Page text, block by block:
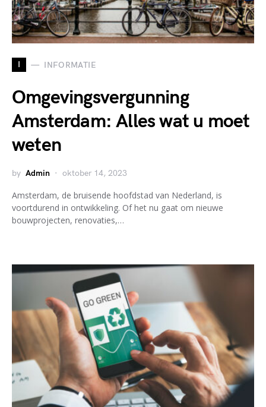
I INFORMATIE
Omgevingsvergunning
Amsterdam: Alles wat u moet
weten
by Admin oktober 14, 2023
Amsterdam, de bruisende hoofdstad van Nederland, is
voortdurend in ontwikkeling. Of het nu gaat om nieuwe
bouwprojecten, renovaties,…